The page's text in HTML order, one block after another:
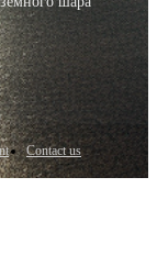
Contact us